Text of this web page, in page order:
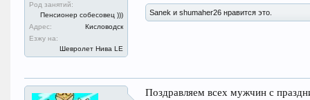
Род занятий:
Пенсионер собесовец )))
Адрес:
Кисловодск
Езжу на:
Шевролет Нива LE
Sanek и shumaher26 нравится это.
Поздравляем всех мужчин с